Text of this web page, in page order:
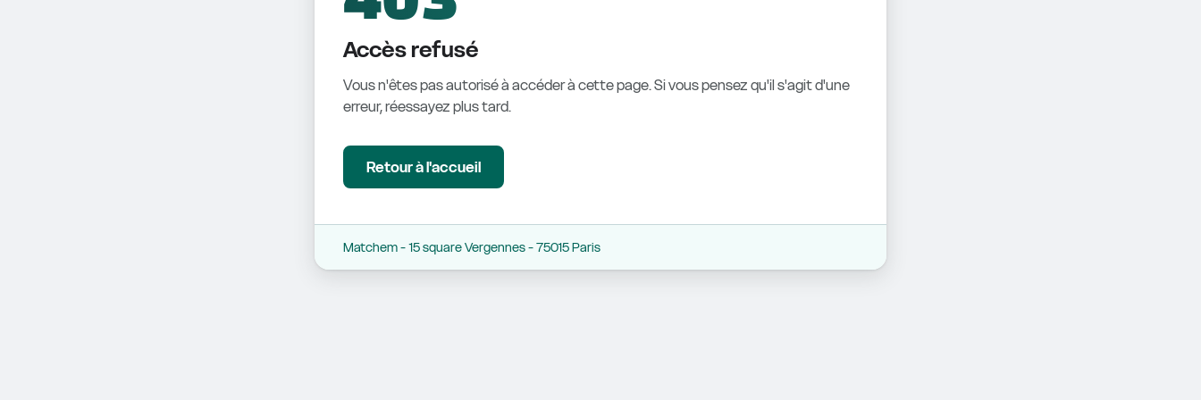
Accès refusé
Vous n'êtes pas autorisé à accéder à cette page. Si vous pensez qu'il s'agit d'une
erreur, réessayez plus tard.
Retour à l'accueil
Matchem - 15 square Vergennes - 75015 Paris